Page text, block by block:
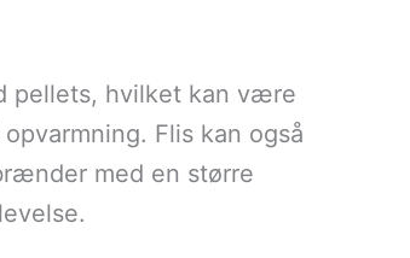
pellets, hvilket kan være
Flis kan også
med en større